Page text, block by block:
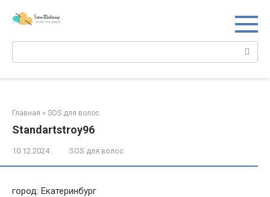
Главная » SOS для волос
Standartstroy96
10.12.2024 SOS для волос
город: Екатеринбург